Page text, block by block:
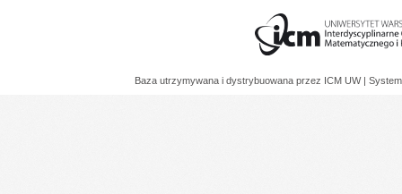
Baza utrzymywana i dystrybuowana przez ICM UW |